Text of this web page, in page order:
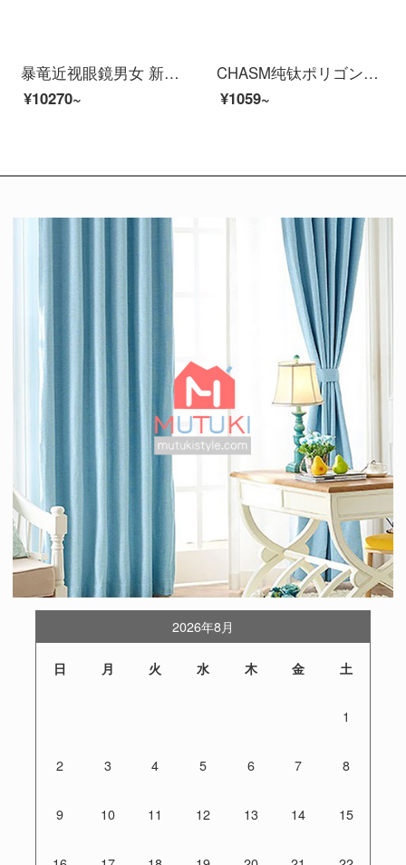
暴竜近视眼鏡男女 新款名人明星款金属框光学架 情侣复古眼鏡框BJ7052防蓝光护目镜 B12-金色 单メガネフレーム
¥10270~
CHASM纯钛ポリゴン眼鏡框男复古防蓝光近视眼鏡架女可配变色护目眼睛片 黑银（合金款） 0度平光防蓝光护目镜
¥1059~
2026年8月
日 月 火 水 木 金 土
1
2 3 4 5 6 7 8
9 10 11 12 13 14 15